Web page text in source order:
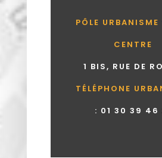
PÔLE URBANISME
CENTRE
1 BIS, RUE DE
TÉLÉPHONE
: 01 30 39 46